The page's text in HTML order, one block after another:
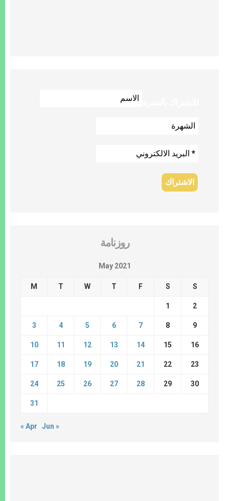
روزنامة
May 2021
M T W T F S S
1 2
3 4 5 6 7 8 9
10 11 12 13 14 15 16
17 18 19 20 21 22 23
24 25 26 27 28 29 30
31
« Apr Jun »